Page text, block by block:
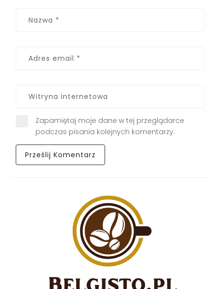
Zapamiętaj moje dane w tej przeglądarce
podczas pisania kolejnych komentarzy.